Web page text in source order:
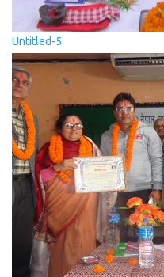
Untitled-5